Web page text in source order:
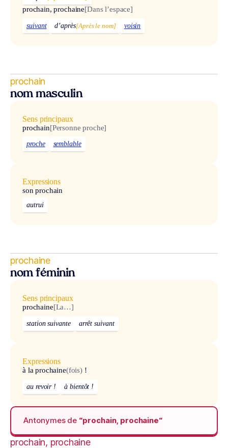
prochain, prochaine[Dans l’espace]
suivant d’après[Après le nom] voisin
prochain
nom masculin
Sens principaux
prochain[Personne proche]
proche semblable
Expressions
son prochain
autrui
prochaine
nom féminin
Sens principaux
prochaine[La…]
station suivante arrêt suivant
Expressions
à la prochaine(fois) !
au revoir ! à bientôt !
Antonymes de “prochain, prochaine“
prochain, prochaine